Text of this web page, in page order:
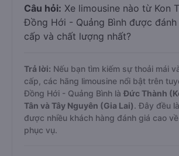
Câu hỏi: Xe limousine nào từ Kon
Đồng Hới - Quảng Bình được
cấp và chất lượng nhất?
Trả lời: Nếu bạn tìm kiếm sự thoải mái
cấp, các hãng limousine nổi bật trên
Đồng Hới - Quảng Bình làĐức Thành
Tân và Tây Nguyên (Gia Lai). Đây đều
được nhiều khách hàng đánh giá cao
phục vụ.